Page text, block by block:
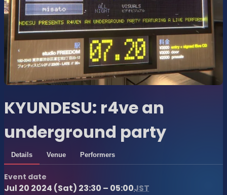
KYUNDESU: r4ve an
underground party
Details Venue Performers
Event date
Jul 20 2024 (Sat) 23:30 – 05:00JST